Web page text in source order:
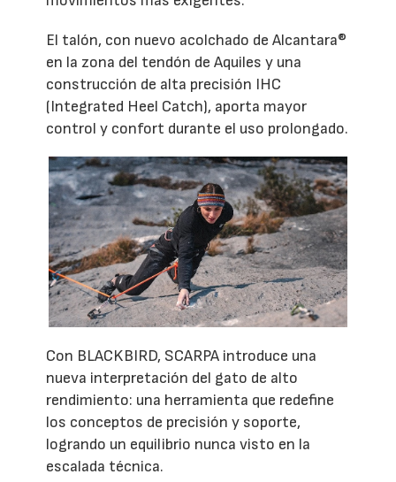
El talón, con nuevo acolchado de Alcantara®
en la zona del tendón de Aquiles y una
construcción de alta precisión IHC
(Integrated Heel Catch), aporta mayor
control y confort durante el uso prolongado.
Con BLACKBIRD, SCARPA introduce una
nueva interpretación del gato de alto
rendimiento: una herramienta que redefine
los conceptos de precisión y soporte,
logrando un equilibrio nunca visto en la
escalada técnica.